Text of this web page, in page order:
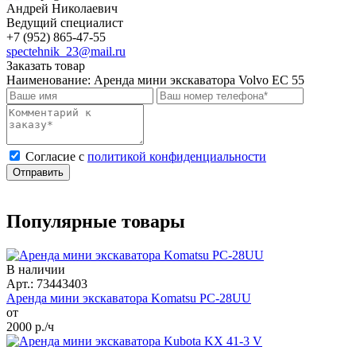
Андрей Николаевич
Ведущий специалист
+7 (952) 865-47-55
spectehnik_23@mail.ru
Заказать товар
Наименование: Аренда мини экскаватора Volvo EC 55
Cогласие с политикой конфиденциальности
Отправить
Популярные товары
В наличии
Арт.: 73443403
Аренда мини экскаватора Komatsu PC-28UU
от
2000 р./ч